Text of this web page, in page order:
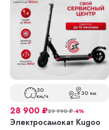
30
км/ч 30 км
28 900 ₽29 990₽-4%
Электросамокат Kugoo